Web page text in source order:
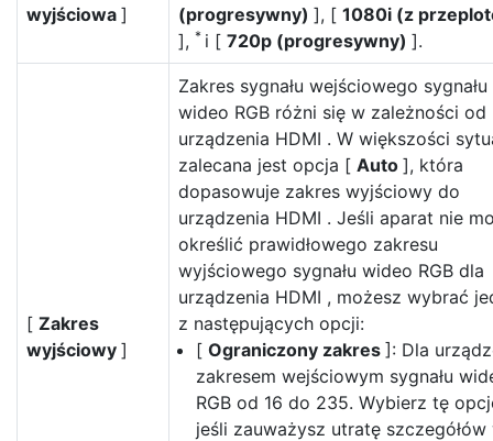
wyjściowa ]
(progresywny) ], [ 1080i (z
], * i [ 720p (progresywny) ].
[ Zakres
wyjściowy ]
Zakres sygnału wejściowego sygnału
wideo RGB różni się w zależności od
urządzenia HDMI . W większości
zalecana jest opcja [ Auto ], która
dopasowuje zakres wyjściowy do
urządzenia HDMI . Jeśli aparat nie
określić prawidłowego zakresu
wyjściowego sygnału wideo RGB dla
urządzenia HDMI , możesz wybrać
z następujących opcji:
[ Ograniczony zakres ]: Dla
zakresem wejściowym sygnału
RGB od 16 do 235. Wybierz tę
jeśli zauważysz utratę szczegółów